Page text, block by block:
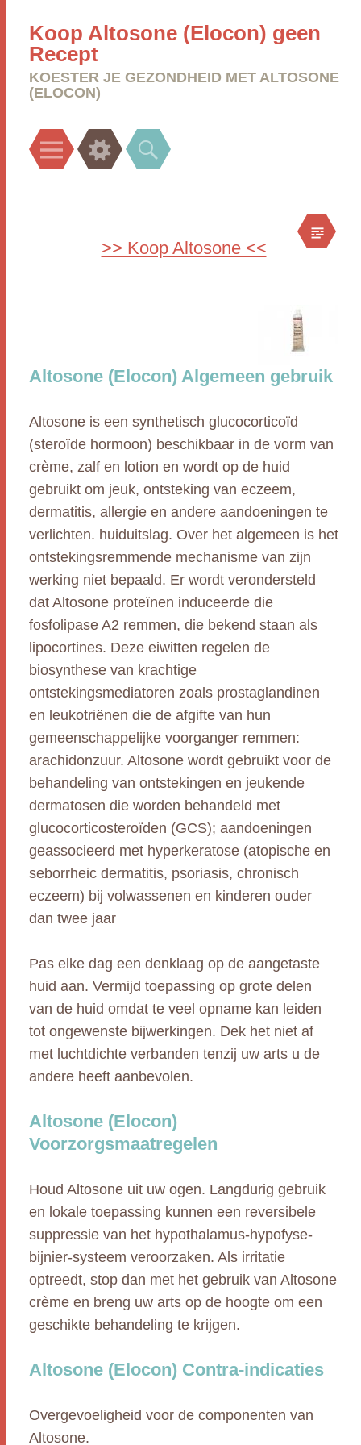
Koop Altosone (Elocon) geen
Recept
KOESTER JE GEZONDHEID MET ALTOSONE
(ELOCON)
Menu Widgets Search
>> Koop Altosone <<
Altosone (Elocon) Algemeen gebruik
Altosone is een synthetisch glucocorticoïd
(steroïde hormoon) beschikbaar in de vorm van
crème, zalf en lotion en wordt op de huid
gebruikt om jeuk, ontsteking van eczeem,
dermatitis, allergie en andere aandoeningen te
verlichten. huiduitslag. Over het algemeen is het
ontstekingsremmende mechanisme van zijn
werking niet bepaald. Er wordt verondersteld
dat Altosone proteïnen induceerde die
fosfolipase A2 remmen, die bekend staan als
lipocortines. Deze eiwitten regelen de
biosynthese van krachtige
ontstekingsmediatoren zoals prostaglandinen
en leukotriënen die de afgifte van hun
gemeenschappelijke voorganger remmen:
arachidonzuur. Altosone wordt gebruikt voor de
behandeling van ontstekingen en jeukende
dermatosen die worden behandeld met
glucocorticosteroïden (GCS); aandoeningen
geassocieerd met hyperkeratose (atopische en
seborrheic dermatitis, psoriasis, chronisch
eczeem) bij volwassenen en kinderen ouder
dan twee jaar
Pas elke dag een denklaag op de aangetaste
huid aan. Vermijd toepassing op grote delen
van de huid omdat te veel opname kan leiden
tot ongewenste bijwerkingen. Dek het niet af
met luchtdichte verbanden tenzij uw arts u de
andere heeft aanbevolen.
Altosone (Elocon)
Voorzorgsmaatregelen
Houd Altosone uit uw ogen. Langdurig gebruik
en lokale toepassing kunnen een reversibele
suppressie van het hypothalamus-hypofyse-
bijnier-systeem veroorzaken. Als irritatie
optreedt, stop dan met het gebruik van Altosone
crème en breng uw arts op de hoogte om een
geschikte behandeling te krijgen.
Altosone (Elocon) Contra-indicaties
Overgevoeligheid voor de componenten van
Altosone.